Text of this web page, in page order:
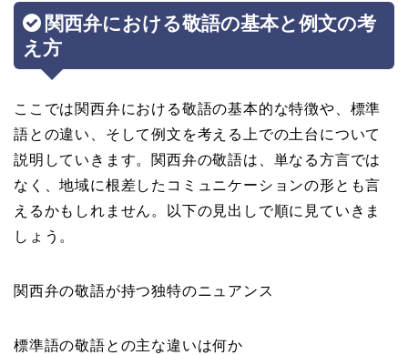
関西弁における敬語の基本と例文の考
え方
ここでは関西弁における敬語の基本的な特徴や、標準
語との違い、そして例文を考える上での土台について
説明していきます。関西弁の敬語は、単なる方言では
なく、地域に根差したコミュニケーションの形とも言
えるかもしれません。以下の見出しで順に見ていきま
しょう。
関西弁の敬語が持つ独特のニュアンス
標準語の敬語との主な違いは何か